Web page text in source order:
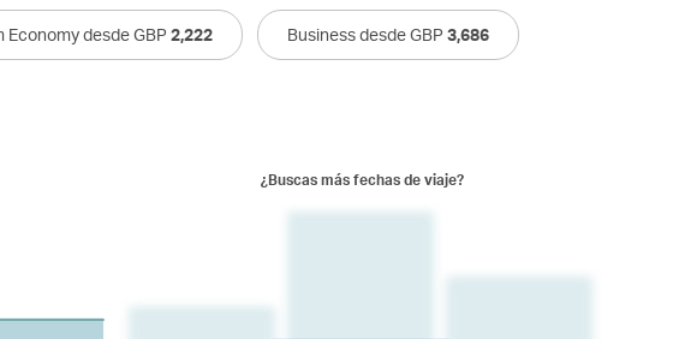
Economy desde GBP 2,222 Business desde GBP 3,686
¿Buscas más fechas de viaje?